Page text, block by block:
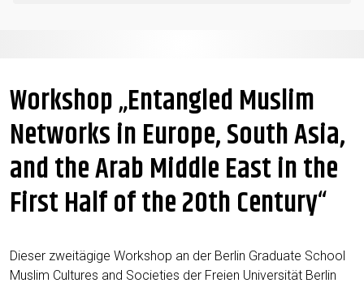
Workshop „Entangled Muslim
Networks in Europe, South Asia,
and the Arab Middle East in the
First Half of the 20th Century“
Die­ser zwei­tä­gi­ge Work­shop an der Ber­lin Gra­dua­te School
Mus­lim Cul­tures and Socie­ties der Frei­en Uni­ver­si­tät Ber­lin